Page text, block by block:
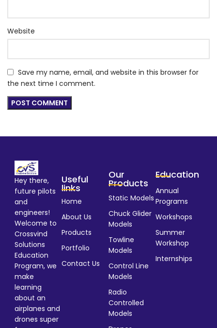
Website
Save my name, email, and website in this browser for
the next time I comment.
Hey there,
future pilots
and
engineers!
Welcome to
Crossvind
Solutions
Education
Program, we
make
learning
about an
airplanes and
drones super
Useful
links
Home
About Us
Products
Portfolio
Contact Us
Our
Products
Static Models
Chuck Glider
Models
Towline
Models
Control Line
Models
Radio
Controlled
Models
Education
Annual
Programs
Workshops
Summer
Workshop
Internships